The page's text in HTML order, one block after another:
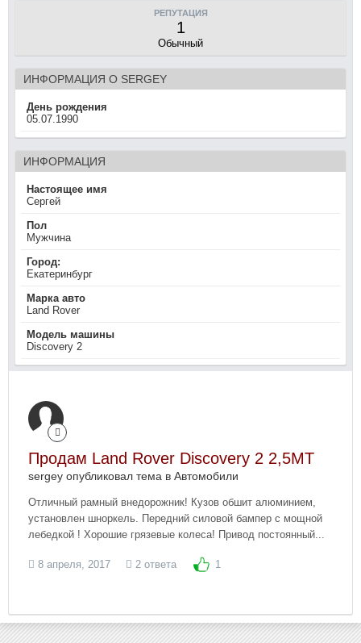
РЕПУТАЦИЯ
1
Обычный
ИНФОРМАЦИЯ О SERGEY
День рождения
05.07.1990
ИНФОРМАЦИЯ
Настоящее имя
Сергей
Пол
Мужчина
Город:
Екатеринбург
Марка авто
Land Rover
Модель машины
Discovery 2
Продам Land Rover Discovery 2 2,5MT
sergey опубликовал тема в Автомобили
Отличный рамный внедорожник! Кузов обшит алюминием,
установлен шноркель. Передний силовой бампер с мощной
лебедкой ! Хорошие грязевые колеса! Привод постоянный...
8 апреля, 2017 2 ответа 1